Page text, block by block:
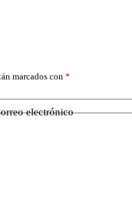
marcados con *
electrónico